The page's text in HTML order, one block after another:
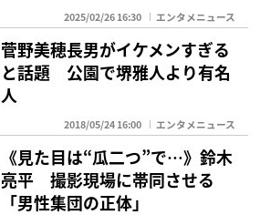
2025/02/26 16:30 エンタメニュース
菅野美穂長男がイケメンすぎる
と話題 公園で堺雅人より有名
人
2018/05/24 16:00 エンタメニュース
《見た目は“瓜二つ”で…》鈴木
亮平 撮影現場に帯同させる
「男性集団の正体」